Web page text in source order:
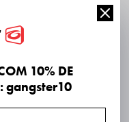
10% DE
gangster10